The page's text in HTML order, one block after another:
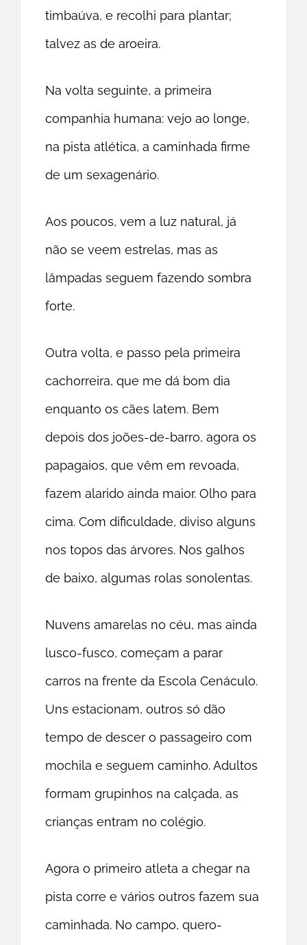
timbaúva, e recolhi para plantar;
talvez as de aroeira.
Na volta seguinte, a primeira
companhia humana: vejo ao longe,
na pista atlética, a caminhada firme
de um sexagenário.
Aos poucos, vem a luz natural, já
não se veem estrelas, mas as
lâmpadas seguem fazendo sombra
forte.
Outra volta, e passo pela primeira
cachorreira, que me dá bom dia
enquanto os cães latem. Bem
depois dos joões-de-barro, agora os
papagaios, que vêm em revoada,
fazem alarido ainda maior. Olho para
cima. Com dificuldade, diviso alguns
nos topos das árvores. Nos galhos
de baixo, algumas rolas sonolentas.
Nuvens amarelas no céu, mas ainda
lusco-fusco, começam a parar
carros na frente da Escola Cenáculo.
Uns estacionam, outros só dão
tempo de descer o passageiro com
mochila e seguem caminho. Adultos
formam grupinhos na calçada, as
crianças entram no colégio.
Agora o primeiro atleta a chegar na
pista corre e vários outros fazem sua
caminhada. No campo, quero-